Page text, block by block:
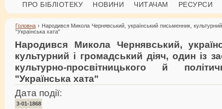
ПРО БІБЛІОТЕКУ НОВИНИ ЧИТАЧАМ РЕСУРСИ
Головна › Народився Микола Чернявський, український письменник, культурний
"Українська хата"
Народився Микола Чернявський,
культурний і громадський діяч, один із
культурно-просвітницького й
"Українська хата"
Дата події:
3-01-1868